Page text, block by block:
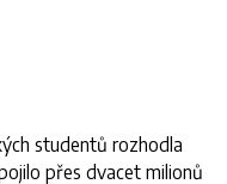
studentů rozhodla
přes dvacet milionů